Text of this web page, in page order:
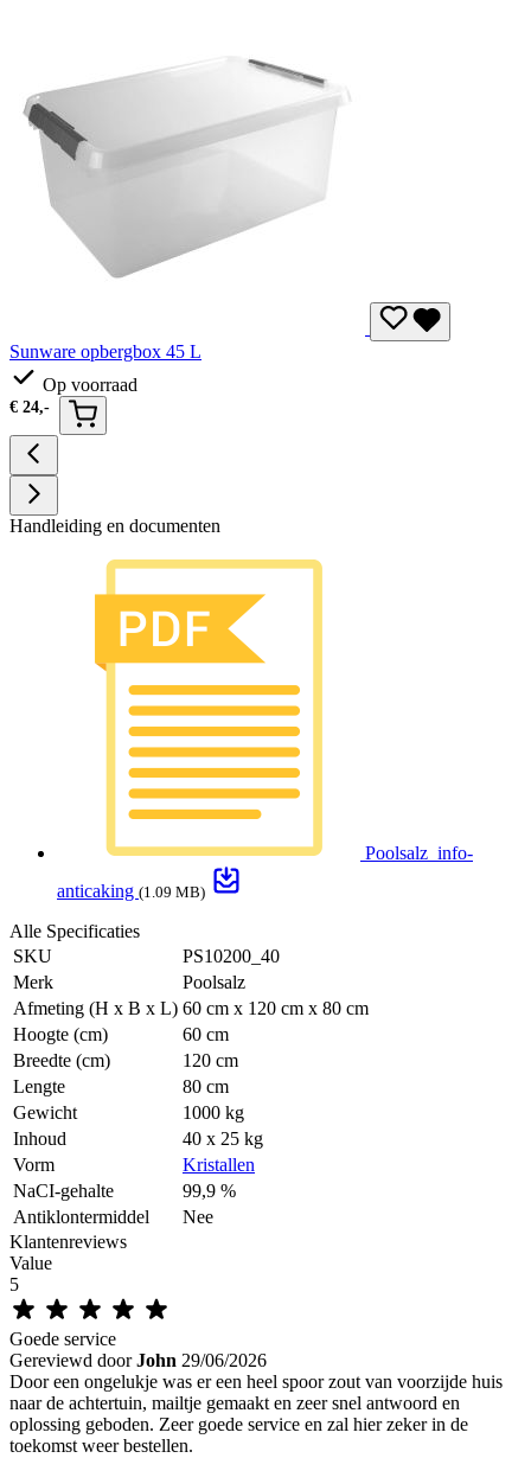
Sunware opbergbox 45 L
Op voorraad
€ 24,-
Handleiding en documenten
Poolsalz_info-
anticaking (1.09 MB)
Alle Specificaties
SKU
PS10200_40
Merk
Poolsalz
Afmeting (H x B x L) 60 cm x 120 cm x 80 cm
Hoogte (cm)
60 cm
Breedte (cm)
120 cm
Lengte
80 cm
Gewicht
1000 kg
Inhoud
40 x 25 kg
Vorm
Kristallen
NaCI-gehalte
99,9 %
Antiklontermiddel
Nee
Klantenreviews
Value
5
Goede service
Gereviewd door John 29/06/2026
Door een ongelukje was er een heel spoor zout van voorzijde huis
naar de achtertuin, mailtje gemaakt en zeer snel antwoord en
oplossing geboden. Zeer goede service en zal hier zeker in de
toekomst weer bestellen.